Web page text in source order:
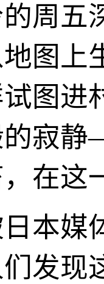
周五
图上
图进
寂
在这
本媒
发现